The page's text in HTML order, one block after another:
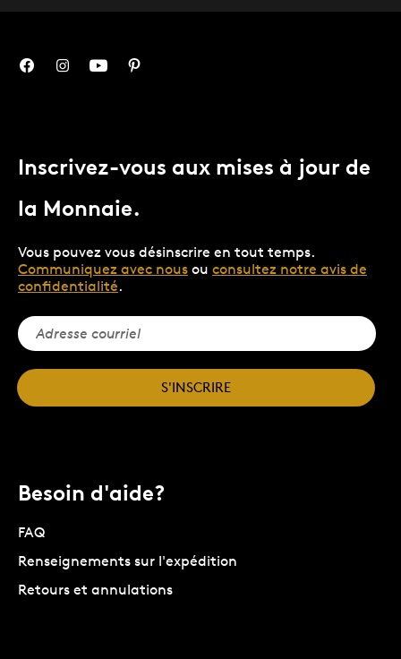
Inscrivez-vous aux mises à jour de
la Monnaie.
Vous pouvez vous désinscrire en tout temps.
Communiquez avec nous ou consultez notre avis de
confidentialité.
S'INSCRIRE
Besoin d'aide?
FAQ
Renseignements sur l'expédition
Retours et annulations